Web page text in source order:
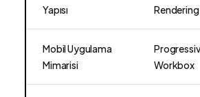
Yapısı
Rendering
Mobil Uygulama
Mimarisi
Workbox